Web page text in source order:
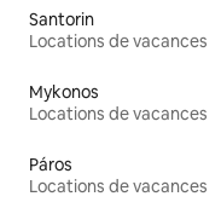
Santorin
Locations de vacances
Mykonos
Locations de vacances
Páros
Locations de vacances